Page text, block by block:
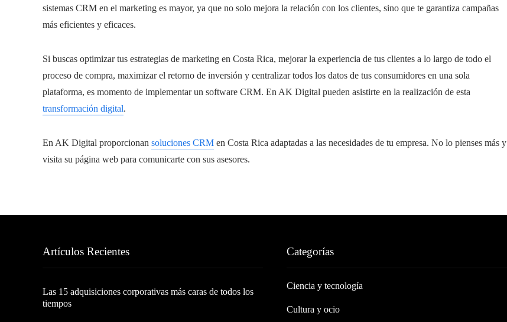
sistemas CRM en el marketing es mayor, ya que no solo mejora la relación con los clientes, sino que te garantiza campañas
más eficientes y eficaces.
Si buscas optimizar tus estrategias de marketing en Costa Rica, mejorar la experiencia de tus clientes a lo largo de todo el
proceso de compra, maximizar el retorno de inversión y centralizar todos los datos de tus consumidores en una sola
plataforma, es momento de implementar un software CRM. En AK Digital pueden asistirte en la realización de esta
transformación digital.
En AK Digital proporcionan soluciones CRM en Costa Rica adaptadas a las necesidades de tu empresa. No lo pienses más y
visita su página web para comunicarte con sus asesores.
Artículos Recientes
Las 15 adquisiciones corporativas más caras de todos los
tiempos
Categorías
Ciencia y tecnología
Cultura y ocio